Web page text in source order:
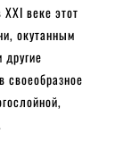
веке этот
окутанным
своеобразное